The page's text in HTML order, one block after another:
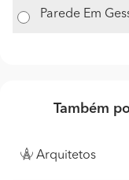
Parede Em
Também
Arquitetos